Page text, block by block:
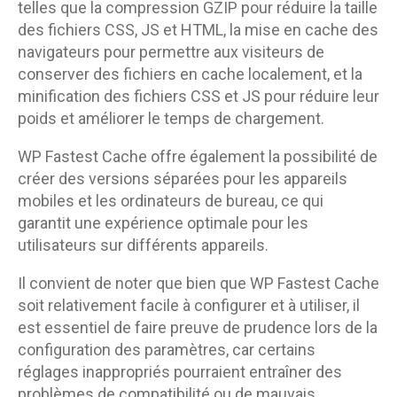
telles que la compression GZIP pour réduire la taille
des fichiers CSS, JS et HTML, la mise en cache des
navigateurs pour permettre aux visiteurs de
conserver des fichiers en cache localement, et la
minification des fichiers CSS et JS pour réduire leur
poids et améliorer le temps de chargement.
WP Fastest Cache offre également la possibilité de
créer des versions séparées pour les appareils
mobiles et les ordinateurs de bureau, ce qui
garantit une expérience optimale pour les
utilisateurs sur différents appareils.
Il convient de noter que bien que WP Fastest Cache
soit relativement facile à configurer et à utiliser, il
est essentiel de faire preuve de prudence lors de la
configuration des paramètres, car certains
réglages inappropriés pourraient entraîner des